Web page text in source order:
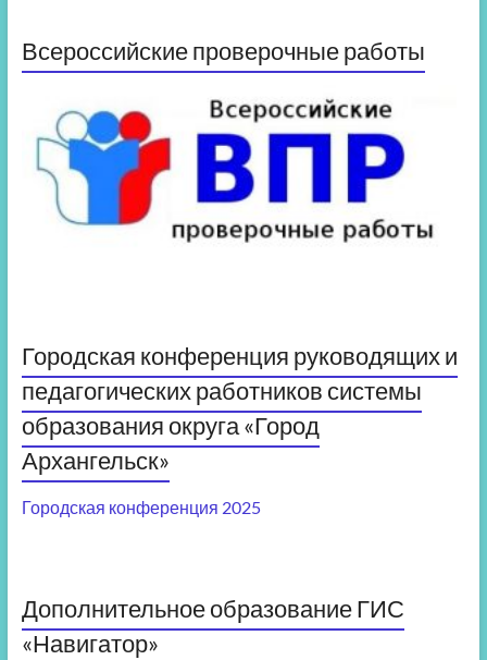
Всероссийские проверочные работы
Городская конференция руководящих и
педагогических работников системы
образования округа «Город
Архангельск»
Городская конференция 2025
Дополнительное образование ГИС
«Навигатор»